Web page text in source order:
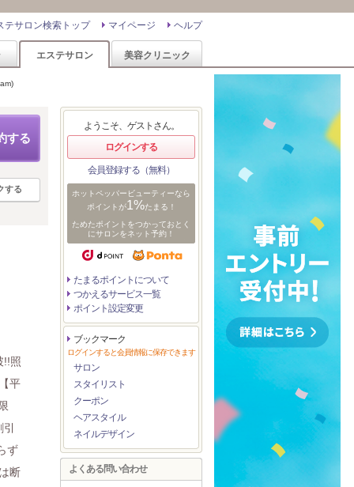
ヘルプ
マイページ
テサロン検索トップ
エステサロン 美容クリニック
する
する
!!照
平
ず
断
ようこそ、ゲストさん。
ログインする
会員登録する（無料）
ホットペッパービューティーなら
ポイントが1%たまる！
ためたポイントをつかっておとく
にサロンをネット予約！
たまるポイントについて
つかえるサービス一覧
ポイント設定変更
ブックマーク
ログインすると会員情報に保存できます
サロン
スタイリスト
クーポン
ヘアスタイル
ネイルデザイン
よくある問い合わせ